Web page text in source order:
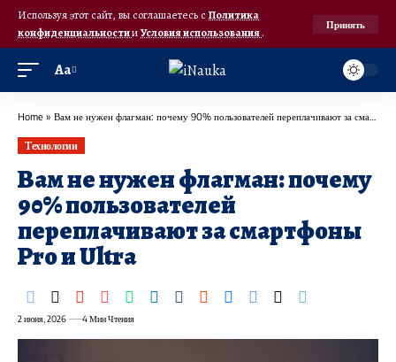
Используя этот сайт, вы соглашаетесь с Политика
конфиденциальностииУсловия использования.
Принять
Аа
Home » Вам не нужен флагман: почему 90% пользователей переплачивают за смартфоны Pro и Ultra
Технологии
Вам не нужен флагман: почему
90% пользователей
переплачивают за смартфоны
Pro и Ultra
2 июня, 2026 4 Мин Чтения